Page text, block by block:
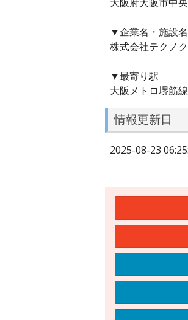
▼企業名・施設名
株式会社テクノ
▼最寄り駅
大阪メトロ堺筋
情報更新日
2025-08-23